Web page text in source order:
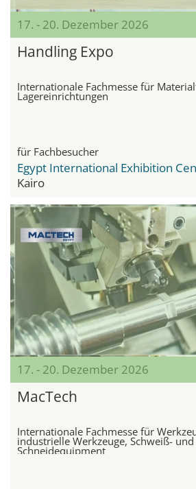
17. - 20. Dezember 2026
Handling Expo
Internationale Fachmesse für
Lagereinrichtungen
für Fachbesucher
Egypt International Exhibition
Kairo
17. - 20. Dezember 2026
MacTech
Internationale Fachmesse für
industrielle Werkzeuge, Schweiß- und
Schneidequipment